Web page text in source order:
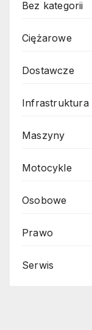
Bez kategorii
Ciężarowe
Dostawcze
Infrastruktura
Maszyny
Motocykle
Osobowe
Prawo
Serwis